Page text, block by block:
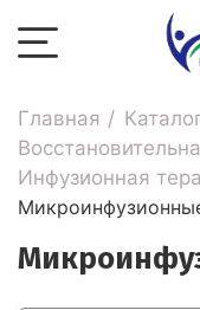
Главная
Инфузионная